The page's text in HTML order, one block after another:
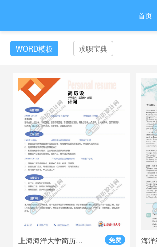
首页
WORD模板 求职宝典
免费
上海海洋大学简历模板